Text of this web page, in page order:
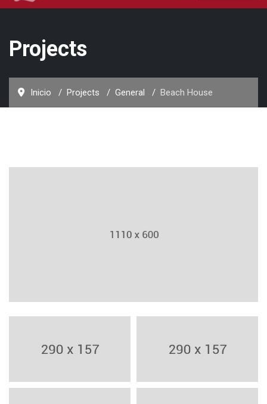
Projects
Inicio Projects General Beach House